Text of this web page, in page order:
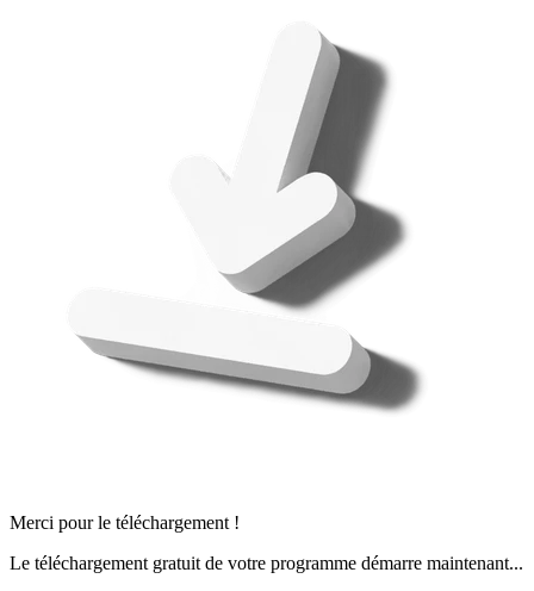
Merci pour le téléchargement !
Le téléchargement gratuit de votre programme démarre maintenant...